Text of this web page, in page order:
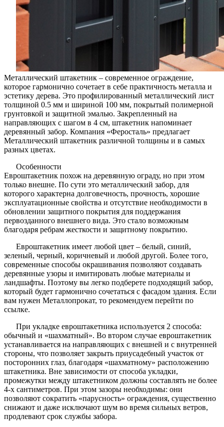
Металлический штакетник – современное ограждение,
которое гармонично сочетает в себе практичность металла и
эстетику дерева. Это профилированный металлический лист
толщиной 0.5 мм и шириной 100 мм, покрытый полимерной
грунтовкой и защитной эмалью. Закрепленный на
направляющих с шагом в 4 см, штакетник напоминает
деревянный забор. Компания «Феросталь» предлагает
Металлический штакетник различной толщины и в самых
разных цветах.
Особенности
Евроштакетник похож на деревянную ограду, но при этом
только внешне. По сути это металлический забор, для
которого характерна долговечность, прочность, хорошие
эксплуатационные свойства и отсутствие необходимости в
обновлении защитного покрытия для поддержания
первозданного внешнего вида. Это стало возможным
благодаря ребрам жесткости и защитному покрытию.
Евроштакетник имеет любой цвет – белый, синий,
зеленый, черный, коричневый и любой другой. Более того,
современные способы окрашивания позволяют создавать
деревянные узоры и имитировать любые материалы и
ландшафты. Поэтому вы легко подберете подходящий забор,
который будет гармонично сочетаться с фасадом здания. Если
вам нужен Металлопрокат, то рекомендуем перейти по
ссылке.
При укладке евроштакетника используется 2 способа:
обычный и «шахматный». Во втором случае евроштакетник
устанавливается на направляющих с внешней и с внутренней
стороны, что позволяет закрыть приусадебный участок от
посторонних глаз, благодаря «шахматному» расположению
штакетника. Вне зависимости от способа укладки,
промежутки между штакетником должны составлять не более
4-х сантиметров. При этом зазоры необходимы: они
позволяют сократить «парусность» ограждения, существенно
снижают и даже исключают шум во время сильных ветров,
продлевают срок службы забора.